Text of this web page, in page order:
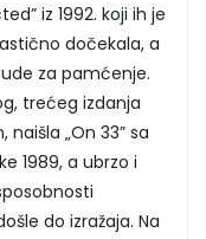
iz 1992. koji ih je
dočekala, a
za pamćenje.
trećeg izdanja
„On 33” sa
1989, a ubrzo i
do izražaja. Na